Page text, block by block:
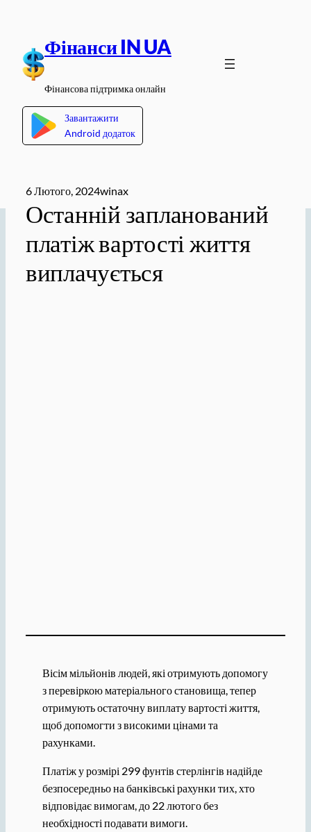
вмісту
Фінанси IN UA
Фінансова підтримка онлайн
Завантажити
Android додаток
6 Лютого, 2024winax
Останній запланований
платіж вартості життя
виплачується
Вісім мільйонів людей, які отримують допомогу
з перевіркою матеріального становища, тепер
отримують остаточну виплату вартості життя,
щоб допомогти з високими цінами та
рахунками.
Платіж у розмірі 299 фунтів стерлінгів надійде
безпосередньо на банківські рахунки тих, хто
відповідає вимогам, до 22 лютого без
необхідності подавати вимоги.